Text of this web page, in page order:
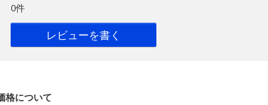
0件
レビューを書く
格について